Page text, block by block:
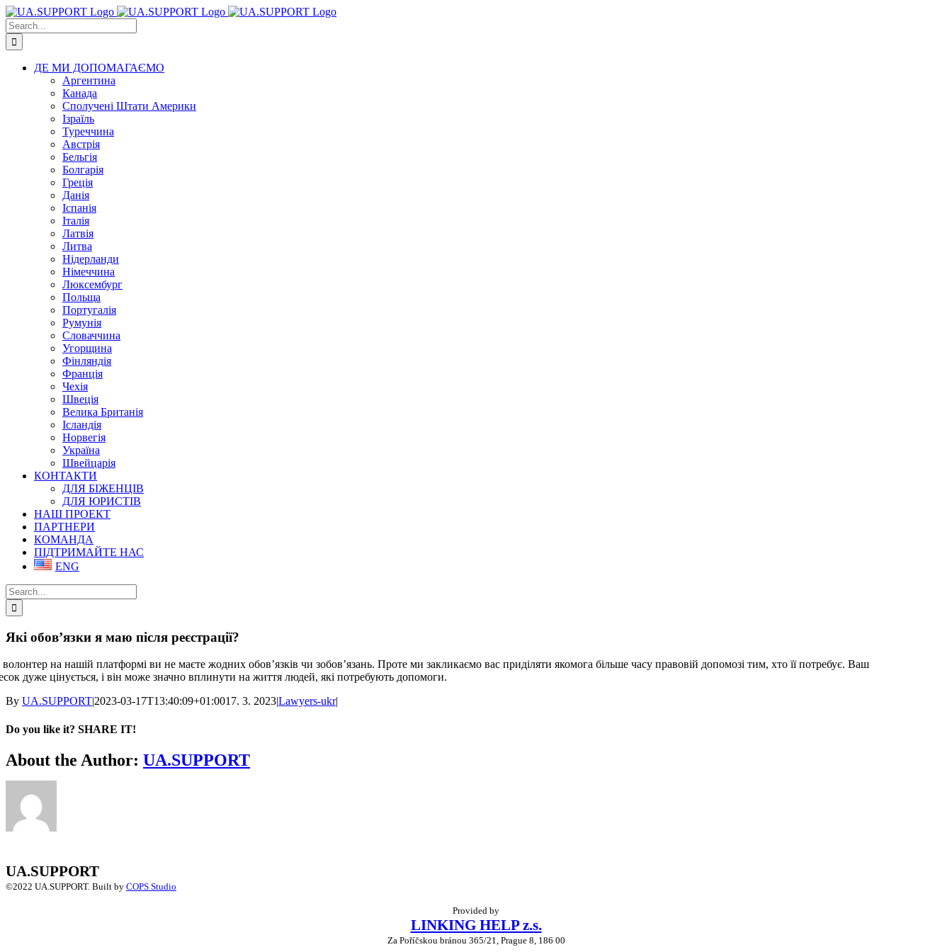
Skip
to
content
Search
for:
ДЕ МИ ДОПОМАГАЄМО
Аргентина
Канада
Сполучені Штати Америки
Ізраїль
Туреччина
Австрія
Бельгія
Болгарія
Греція
Данія
Іспанія
Італія
Латвія
Литва
Нідерланди
Німеччина
Люксембург
Польща
Португалія
Румунія
Словаччина
Угорщина
Фінляндія
Франція
Чехія
Швеція
Велика Британія
Ісландія
Норвегія
Україна
Швейцарія
КОНТАКТИ
ДЛЯ БІЖЕНЦІВ
ДЛЯ ЮРИСТІВ
НАШ ПРОЕКТ
ПАРТНЕРИ
КОМАНДА
ПІДТРИМАЙТЕ НАС
ENG
Search
for:
Які обов’язки я маю після реєстрації?
на нашій платформі ви не маєте жодних обов’язків чи зобов’язань. Проте ми закликаємо вас приділяти якомога більше часу правовій допомозі тим, хто її потребує. Ваш
дуже цінується, і він може значно вплинути на життя людей, які потребують допомоги.
By UA.SUPPORT|2023-03-17T13:40:09+01:0017. 3. 2023|Lawyers-ukr|
Do you like it? SHARE IT!
Facebook
Twitter
LinkedIn
About the Author: UA.SUPPORT
UA.SUPPORT
©2022 UA.SUPPORT. Built by COPS Studio
Provided by
LINKING HELP z.s.
Za Poříčskou bránou 365/21, Prague 8, 186 00